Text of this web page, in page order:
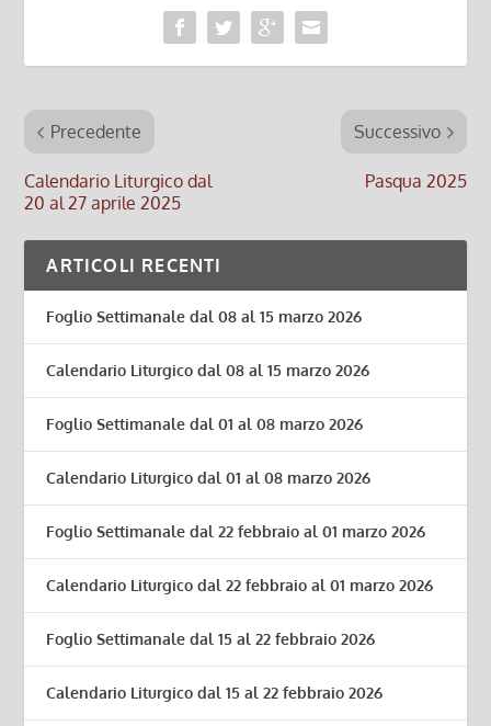
Precedente
Calendario Liturgico dal
20 al 27 aprile 2025
Successivo
Pasqua 2025
ARTICOLI RECENTI
Foglio Settimanale dal 08 al 15 marzo 2026
Calendario Liturgico dal 08 al 15 marzo 2026
Foglio Settimanale dal 01 al 08 marzo 2026
Calendario Liturgico dal 01 al 08 marzo 2026
Foglio Settimanale dal 22 febbraio al 01 marzo 2026
Calendario Liturgico dal 22 febbraio al 01 marzo 2026
Foglio Settimanale dal 15 al 22 febbraio 2026
Calendario Liturgico dal 15 al 22 febbraio 2026